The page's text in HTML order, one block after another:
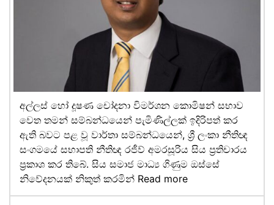
අල්ලස් හෝ දූෂණ චෝදනා විමර්ශන කොමිෂන් සභාව
වෙත තමන් සම්බන්ධයෙන් පැමිණිල්ලක් ඉදිරිපත් කර
ඇති බවට පළ වූ වාර්තා සම්බන්ධයෙන්, ශ්‍රී ලංකා නීතිඥ
සංගමයේ සභාපති නීතිඥ රජීව් අමරසූරිය සිය ප්‍රතිචාරය
ප්‍රකාශ කර තිබේ. සිය සමාජ මාධ්‍ය ගිණුම ඔස්සේ
නිවේදනයක් නිකුත් කරමින් Read more